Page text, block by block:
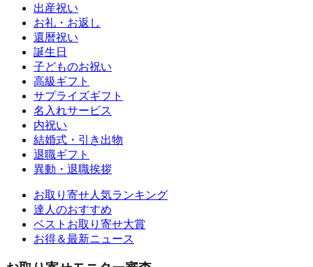
出産祝い
お礼・お返し
還暦祝い
誕生日
子どものお祝い
高級ギフト
サプライズギフト
名入れサービス
内祝い
結婚式・引き出物
退職ギフト
異動・退職挨拶
お取り寄せ人気ランキング
達人のおすすめ
ベストお取り寄せ大賞
お得＆最新ニュース